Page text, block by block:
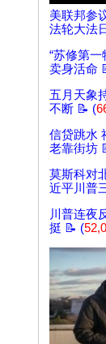
美联邦参
法轮大法
“苏修第一
卖身活命
五月天象
不断 📝 (
信贷跳水
老靠街坊
莫斯科对
近平川普
川普连夜
挺 📝 (